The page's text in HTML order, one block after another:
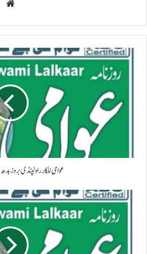
عوامی للکار راولپنڈی بروز بدھ 01 جولائی 2026